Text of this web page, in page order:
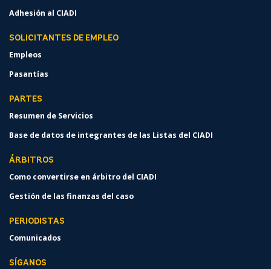
Adhesión al CIADI
SOLICITANTES DE EMPLEO
Empleos
Pasantías
PARTES
Resumen de Servicios
Base de datos de integrantes de las Listas del CIADI
ÁRBITROS
Como convertirse en árbitro del CIADI
Gestión de las finanzas del caso
PERIODISTAS
Comunicados
SÍGANOS